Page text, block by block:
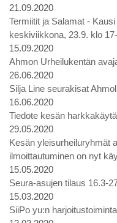
21.09.2020
Termiitit ja Salamat -
keskiviikkona, 23.9. klo
15.09.2020
Ahmon Urheilukentän
26.06.2020
Silja Line seurakisat
16.06.2020
Tiedote kesän
29.05.2020
Kesän yleisurheiluryhmät
ilmoittautuminen on nyt
15.05.2020
Seura-asujen tilaus 16.3-
15.03.2020
SiiPo yu:n